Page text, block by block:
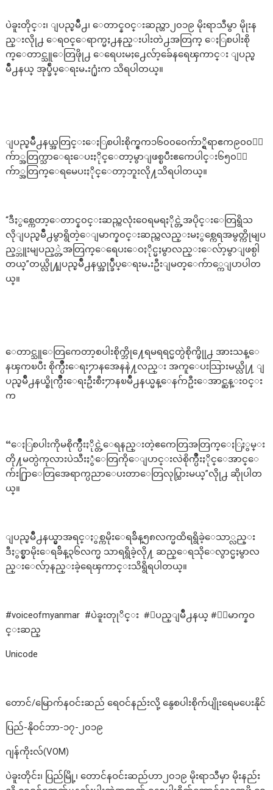
ပဲခူးတိုင္း၊ ျပည္ၿမိဳ႕၊ ေတာင္နဝင္းဆည္ဟာ၂၀၁၉ မိုးရာသီမွာ မိုုးန
ည္းလိုု႕ ေရဝင္ေရာက္မႈ႕နည္းပါးတဲ႕အတြက္ ေႏြစပါးစို
က္ေတာင္သူေတြဖိုု႕ ေရေပးမႈ႕ေလ်ာ့ခ်ေနရေၾကာင္း ျပည္ၿ
မိဳ႕နယ္ အုပ္ခ်ဳပ္ေရးမႉး႐ုံးက သိရပါတယ္။
ျပည္ၿမိဳ႕နယ္အတြင္းေႏြစပါးစိုက္ဧက၁၆၀၀၀ေက်ာ္ရွိရာဧက၉၀၀၀ေ
က်ာ္အတြက္သာေရးေပးႏိုင္ေတာ့မွာျဖစ္ၿပီးဧကေပါင္း၆၅၀၀ေ
က်ာ္အတြက္ေရမေပးႏိုင္ေတာ့ဘူးလို႔သိရပါတယ္။
“ဒီႏွစ္ကေတာ့ေတာင္န၀င္းဆည္ကလုံး၀ေရမရႏိုင္တဲ့အပိုင္းေတြရွိသ
လိုျပည္ၿမိဳ႕မွာရွိတဲ့ေျမာက္န၀င္းဆည္ကလည္းမႏွစ္ကေရအမွတ္ကိုမျပ
ည့္ဘူးမျပည့္တဲ့အတြက္ေရေပးေဝႏိုင္မႈမွာလည္းေလ်ာ့မွာျဖစ္ပါ
တယ္”တယ္လို႔ျပည္ၿမိဳ႕နယ္အုပ္ခ်ဳပ္ေရးမႉးဦးျမတ္ေက်ာ္ကေျပာပါတ
ယ္။
ေတာင္သူေတြကေတာ့စပါးစိုက္ဘို႔ေရမရရင္မတ္ပဲစိုက္ဖိုု႕ အားသန္ေ
နၾကၿပီး စိုက္ပ်ိဳးေရး႒ာနအေနနဲ႔လည္း အကူေပးသြားမယ္လို႔ ျ
ပည္ၿမိဳ႕နယ္စိုက္ပ်ိဳးေရးဦးစီး႒ာနၿမိဳ႕နယ္မန္ေနဂ်ာဦးေအာင္ဆန္း၀င္း
က
“ေႏြစပါးကိုမစိုက္ပ်ိဳးႏိုင္တဲ့ေရနည္းတဲ့ဧကေတြအတြက္ေႏြႏွမ္း
တို႔မတ္ပဲကုလားပဲသီးႏွံေတြကိုေျပာင္းလဲစိုက္ပ်ိဳးႏိုင္ေအာင္ေ
က်း႐ြာေတြအေရာက္ပညာေပးတာေတြလုပ္သြားမယ္”လိုု႕ ဆိုုပါတ
ယ္။
ျပည္ၿမိဳ႕နယ္မွာအရင္ႏွစ္ကမိုးေရခ်ိန္၅၈လက္မထိရရွိခဲ့ေသာ္လည္း
ဒီႏွစ္မွာမိုးေရခ်ိန္၃၆လက္မ သာရရွိခဲ့လို႔ ဆည္ေရသိုေလွာင္မႈမွာလ
ည္းေလ်ာ့နည္းခဲ့ရေၾကာင္းသိရွိရပါတယ္။
#voiceofmyanmar #ပဲခူးတုုိင္း #ျပည္ျမိဳ႕နယ္ #ေျမာက္နဝ
င္းဆည္
Unicode
တောင်/မြောက်နဝင်းဆည် ရေဝင်နည်းလို့ နွေစပါးစိုက်ပျိုးရေမပေးနိုင်
ပြည်-နိုဝင်ဘာ-၁၇-၂၀၁၉
ဂျန်ကိုးလ်(VOM)
ပဲခူးတိုင်း၊ ပြည်မြို့၊ တောင်နဝင်းဆည်ဟာ၂၀၁၉ မိုးရာသီမှာ မိုးနည်း